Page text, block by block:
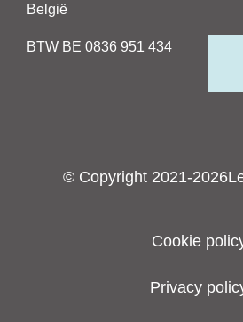
België
BTW BE 0836 951 434
© Copyright 2021-
Cookie
Privacy